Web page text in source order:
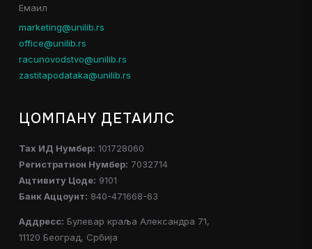
Емаил
marketing@unilib.rs
office@unilib.rs
racunovodstvo@unilib.rs
zastitapodataka@unilib.rs
ЦОМПАНY ДЕТАИЛС
Таx ИД Нумбер: 101728060
Регистратион Нумбер: 7032714
Ацтивитy Цоде: 9101
Банк Аццоунт: 840-471668-63
Аддресс: Булевар краља Александра 71,
11120 Београд, Србија